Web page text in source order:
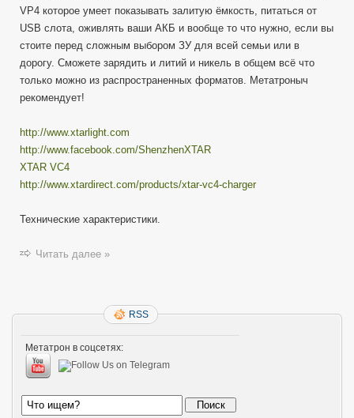
VP4 которое умеет показывать залитую ёмкость, питаться от
USB слота, оживлять ваши АКБ и вообще то что нужно, если вы
стоите перед сложным выбором ЗУ для всей семьи или в
дорогу. Сможете зарядить и литий и никель в общем всё что
только можно из распространенных форматов. Метатроныч
рекомендует!
http://www.xtarlight.com
http://www.facebook.com/ShenzhenXTAR
XTAR VC4
http://www.xtardirect.com/products/xtar-vc4-charger
Технические характеристики.
Читать далее »
RSS
Метатрон в соцсетях: